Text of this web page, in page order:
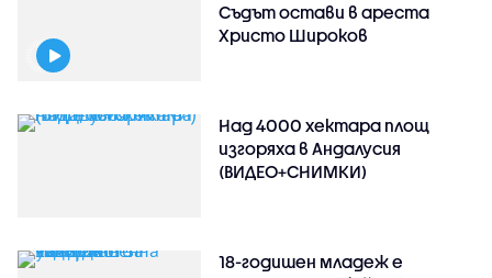
Съдът остави в ареста
Христо Широков
Над 4000 хектара площ
изгоряха в Андалусия
(ВИДЕО+СНИМКИ)
18-годишен младеж е